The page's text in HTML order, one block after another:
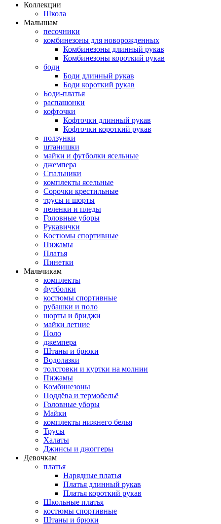
Коллекции
Школа
Малышам
песочники
комбинезоны для новорожденных
Комбинезоны длинный рукав
Комбинезоны короткий рукав
боди
Боди длинный рукав
Боди короткий рукав
Боди-платья
распашонки
кофточки
Кофточки длинный рукав
Кофточки короткий рукав
ползунки
штанишки
майки и футболки ясельные
джемпера
Спальники
комплекты ясельные
Сорочки крестильные
трусы и шорты
пеленки и пледы
Головные уборы
Рукавички
Костюмы спортивные
Пижамы
Платья
Пинетки
Мальчикам
комплекты
футболки
костюмы спортивные
рубашки и поло
шорты и бриджи
майки летние
Поло
джемпера
Штаны и брюки
Водолазки
толстовки и куртки на молнии
Пижамы
Комбинезоны
Поддёва и термобельё
Головные уборы
Майки
комплекты нижнего белья
Трусы
Халаты
Джинсы и джоггеры
Девочкам
платья
Нарядные платья
Платья длинный рукав
Платья короткий рукав
Школьные платья
костюмы спортивные
Штаны и брюки